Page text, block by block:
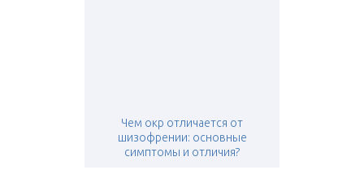
Чем окр отличается от
шизофрении: основные
симптомы и отличия?